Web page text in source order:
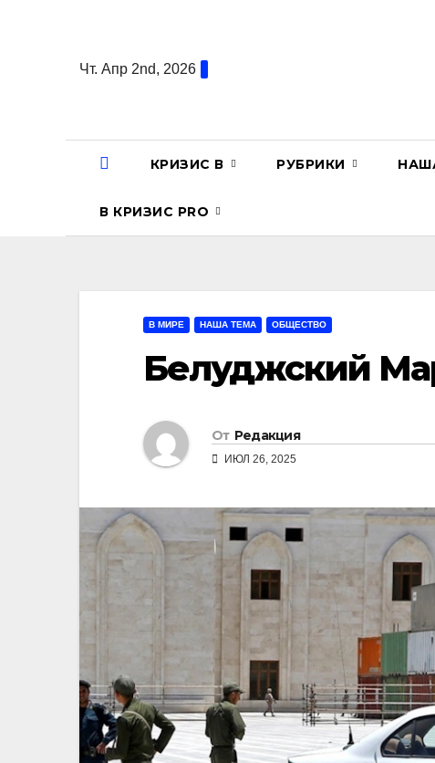
содержаниюЧт. Апр 2nd, 2026
КРИЗИС В РУБРИКИ
В КРИЗИС PRO
В МИРЕ НАША ТЕМА ОБЩЕСТВО
Белуджский
От Редакция
ИЮЛ 26, 2025